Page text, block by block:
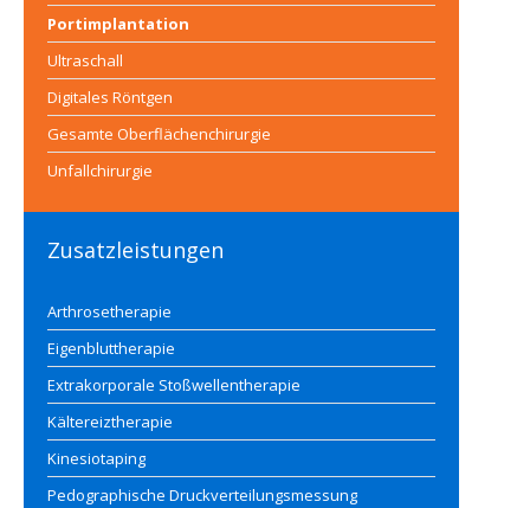
Portimplantation
Ultraschall
Digitales Röntgen
Gesamte Oberflächenchirurgie
Unfallchirurgie
Zusatzleistungen
Arthrosetherapie
Eigenbluttherapie
Extrakorporale Stoßwellentherapie
Kältereiztherapie
Kinesiotaping
Pedographische Druckverteilungsmessung